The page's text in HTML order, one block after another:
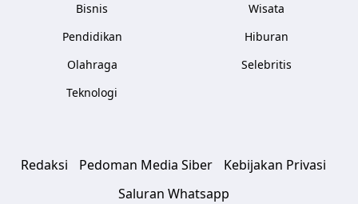
Bisnis
Pendidikan
Olahraga
Teknologi
Wisata
Hiburan
Selebritis
Redaksi Pedoman Media Siber
Kebijakan Privasi
Saluran Whatsapp